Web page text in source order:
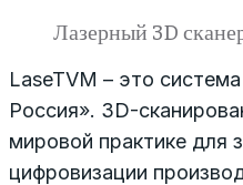
Лазерный 3D
LaseTVM – это
Россия». 3D-
мировой практике для
цифровизации